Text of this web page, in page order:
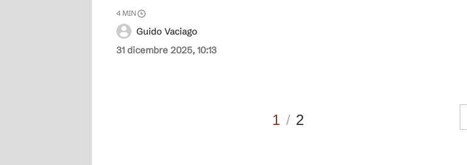
31 dicembre 2025, 10:13
Guido Vaciago
4 MIN
1 / 2